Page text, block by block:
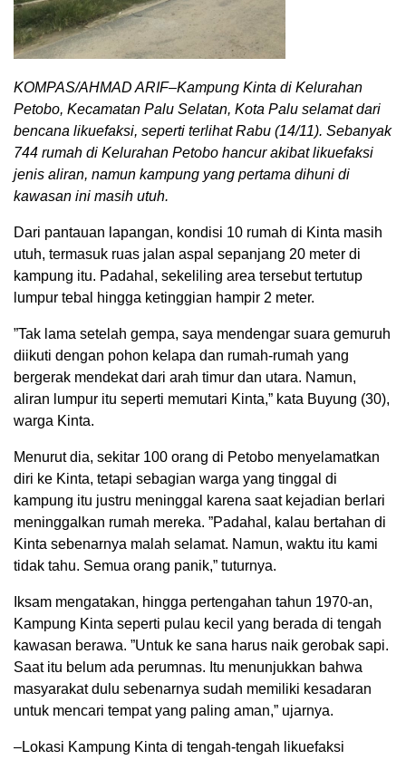
KOMPAS/AHMAD ARIF–Kampung Kinta di Kelurahan
Petobo, Kecamatan Palu Selatan, Kota Palu selamat dari
bencana likuefaksi, seperti terlihat Rabu (14/11). Sebanyak
744 rumah di Kelurahan Petobo hancur akibat likuefaksi
jenis aliran, namun kampung yang pertama dihuni di
kawasan ini masih utuh.
Dari pantauan lapangan, kondisi 10 rumah di Kinta masih
utuh, termasuk ruas jalan aspal sepanjang 20 meter di
kampung itu. Padahal, sekeliling area tersebut tertutup
lumpur tebal hingga ketinggian hampir 2 meter.
”Tak lama setelah gempa, saya mendengar suara gemuruh
diikuti dengan pohon kelapa dan rumah-rumah yang
bergerak mendekat dari arah timur dan utara. Namun,
aliran lumpur itu seperti memutari Kinta,” kata Buyung (30),
warga Kinta.
Menurut dia, sekitar 100 orang di Petobo menyelamatkan
diri ke Kinta, tetapi sebagian warga yang tinggal di
kampung itu justru meninggal karena saat kejadian berlari
meninggalkan rumah mereka. ”Padahal, kalau bertahan di
Kinta sebenarnya malah selamat. Namun, waktu itu kami
tidak tahu. Semua orang panik,” tuturnya.
Iksam mengatakan, hingga pertengahan tahun 1970-an,
Kampung Kinta seperti pulau kecil yang berada di tengah
kawasan berawa. ”Untuk ke sana harus naik gerobak sapi.
Saat itu belum ada perumnas. Itu menunjukkan bahwa
masyarakat dulu sebenarnya sudah memiliki kesadaran
untuk mencari tempat yang paling aman,” ujarnya.
–Lokasi Kampung Kinta di tengah-tengah likuefaksi